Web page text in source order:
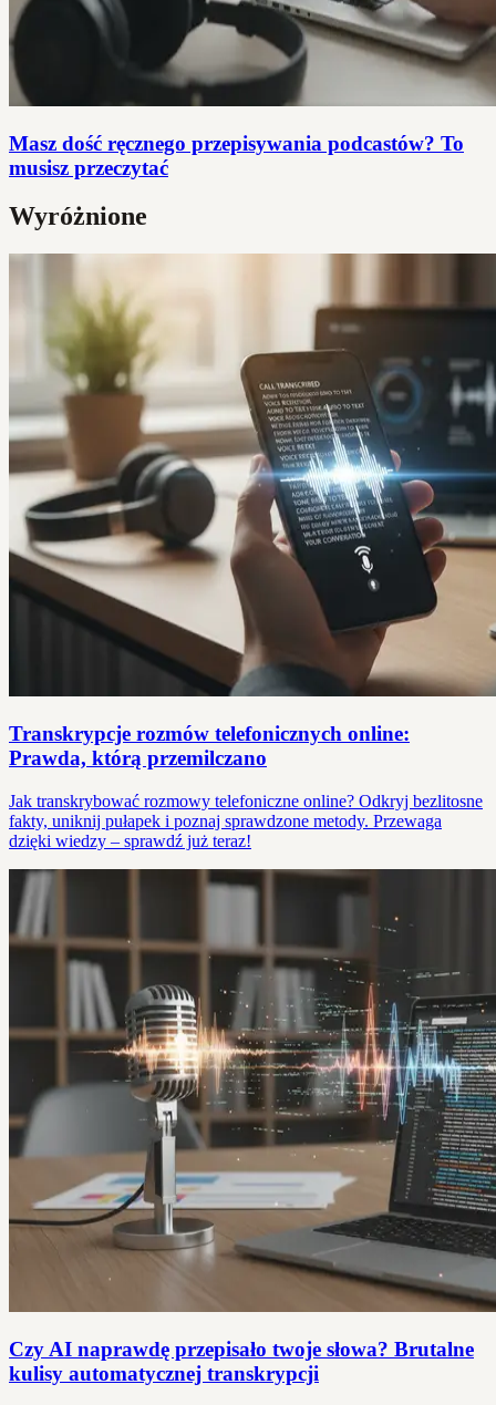
Masz dość ręcznego przepisywania podcastów? To
musisz przeczytać
Wyróżnione
Transkrypcje rozmów telefonicznych online:
Prawda, którą przemilczano
Jak transkrybować rozmowy telefoniczne online? Odkryj bezlitosne
fakty, uniknij pułapek i poznaj sprawdzone metody. Przewaga
dzięki wiedzy – sprawdź już teraz!
Czy AI naprawdę przepisało twoje słowa? Brutalne
kulisy automatycznej transkrypcji